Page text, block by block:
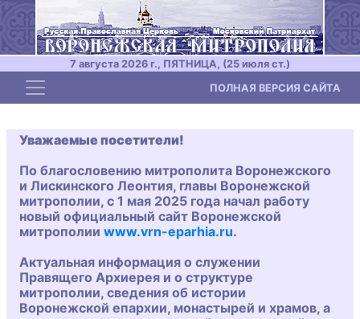
7 августа 2026 г., ПЯТНИЦА, (25 июля ст.)
Toggle navigation ПОЛНАЯ ВЕРСИЯ САЙТА
Уважаемые посетители!
По благословению митрополита Воронежского
и Лискинского Леонтия, главы Воронежской
митрополии, с 1 мая 2025 года начал работу
новый официальный сайт Воронежской
митрополии www.vrn-eparhia.ru.
Актуальная информация о служении
Правящего Архиерея и о структуре
митрополии, сведения об истории
Воронежской епархии, монастырей и храмов, а